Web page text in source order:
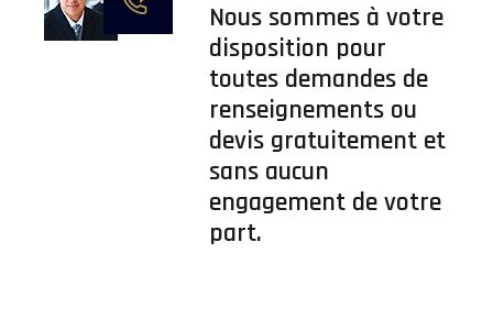
Nous sommes à votre
disposition pour
toutes demandes de
renseignements ou
devis gratuitement et
sans aucun
engagement de votre
part.